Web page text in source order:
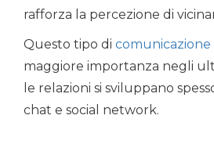
rafforza la percezione di
Questo tipo di comunicazione
maggiore importanza negli
le relazioni si sviluppano
chat e social network.